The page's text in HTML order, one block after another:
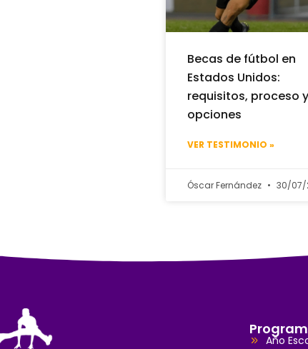
Becas de fútbol en
Estados Unidos:
requisitos, proceso y
opciones
VER TESTIMONIO »
Óscar Fernández 30/07/
Año